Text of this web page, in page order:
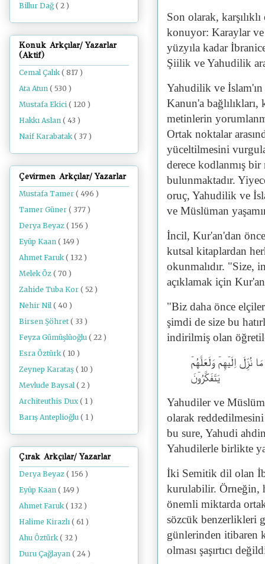
Son olarak,
konuyor: Karaylar
yüzyıla kadar
Şiilik ve Yahudilik
Yahudilik ve
Kanun'a
metinlerin
Ortak noktalar
yüceltilmesini
derece kodlanmış
bulunmaktadır.
oruç, Yahudilik ve
ve Müslüman
İncil, Kur'an'dan
kutsal kitaplardan
okunmalıdır. "Size,
açıklamak için
"Biz daha önce
şimdi de size bu
indirilmiş olan
نُزِّلَ اِلَيۡهِمۡ وَلَعَلَّهُمۡ
يَتَفَكَّرُوۡنَ‏
Yahudiler ve
olarak
bu sure, Yahudi
Yahudilerle birlikte
İki Semitik dil olan
kurulabilir. Örneğin,
önemli miktarda
sözcük benzerlikleri
günlerinden itibaren
olması şaşırtıcı
Billur Dağ ( 2 )
Konuk Arkçılar/ Yazarlar
(Aktif)
Cemal Çalık( 817 )
Ata Atun ( 530 )
Mustafa Ekici ( 120 )
Hakkı Aslan ( 43 )
Naif Karabatak( 37 )
Çevirmen Arkçılar/ Yazarlar
Mustafa Tamer ( 496 )
Tamer Güner ( 377 )
Derya Beyaz ( 156 )
Eyüp Kaan ( 149 )
Ahmet Faruk ( 132 )
Melek Öz ( 70 )
Zahide Tuba Kor ( 52 )
Nehir Nil ( 40 )
Birsen Şöhret ( 33 )
Feyza Gümüşlüoğlu ( 22 )
Esra Öztürk ( 10 )
Zeynep Karataş ( 10 )
Mevlude Baysal ( 2 )
Architeuthis Dux ( 1 )
Barış Anteplioğlu ( 1 )
Çırak Arkçılar/ Yazarlar
Derya Beyaz ( 156 )
Eyüp Kaan ( 149 )
Ahmet Faruk ( 132 )
Halime Kirazlı ( 61 )
Ahu Öztürk ( 32 )
Duru Çağlayan ( 24 )